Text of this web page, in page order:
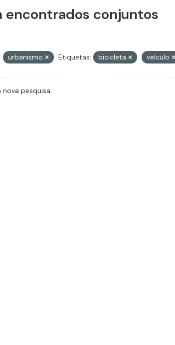
encontrados conjuntos
urbanismo Etiquetas: bicicleta veículo
pesquisa.